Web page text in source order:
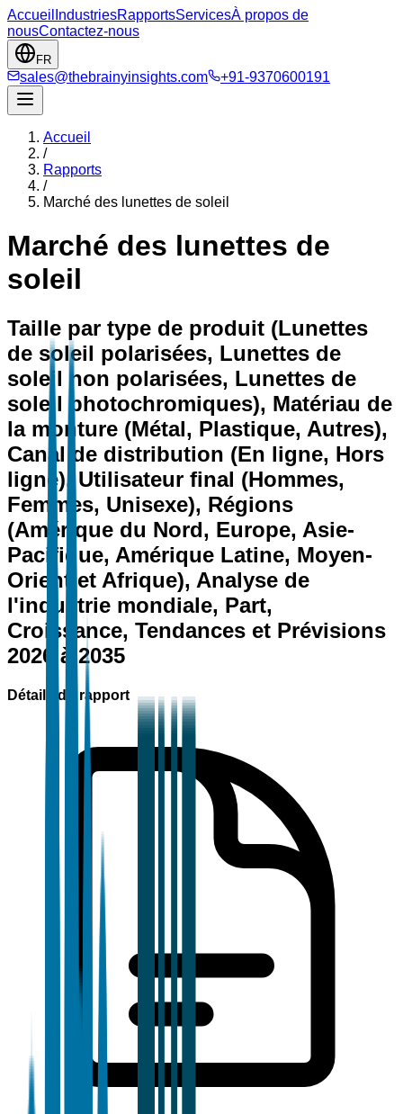
Accueil IndustriesRapportsServicesÀ propos de
nousContactez-nous
FR
sales@thebrainyinsights.com +91-9370600191
Accueil
/
Rapports
/
Marché des lunettes de soleil
Marché des lunettes de
soleil
Taille par type de produit (Lunettes
de soleil polarisées, Lunettes de
soleil non polarisées, Lunettes de
soleil photochromiques), Matériau de
la monture (Métal, Plastique, Autres),
Canal de distribution (En ligne, Hors
ligne), Utilisateur final (Hommes,
Femmes, Unisexe), Régions
(Amérique du Nord, Europe, Asie-
Pacifique, Amérique Latine, Moyen-
Orient et Afrique), Analyse de
l'industrie mondiale, Part,
Croissance, Tendances et Prévisions
2026 à 2035
Détails du rapport